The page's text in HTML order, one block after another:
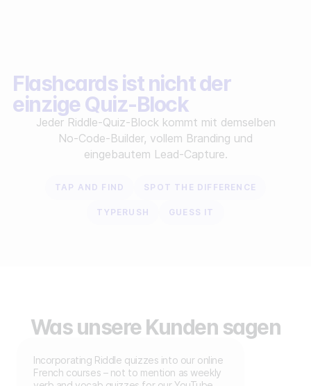
Flashcards ist nicht der
einzige Quiz-Block
Jeder Riddle-Quiz-Block kommt mit demselben
No-Code-Builder, vollem Branding und
eingebautem Lead-Capture.
TAP AND FIND SPOT THE DIFFERENCE
TYPERUSH GUESS IT
Was unsere Kunden sagen
Incorporating Riddle quizzes into our online
French courses – not to mention as weekly